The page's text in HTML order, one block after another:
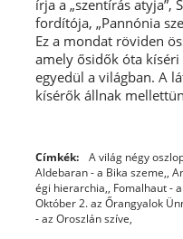
írja a „szentírás atyja”,
fordítója, „Pannónia
Ez a mondat röviden
amely ősidők óta
egyedül a világban. A
kísérők állnak
Címkék: A világ négy
Aldebaran - a Bika szeme,,
égi hierarchia,, Fomalhaut -
Október 2. az Őrangyalok
- az Oroszlán szíve,